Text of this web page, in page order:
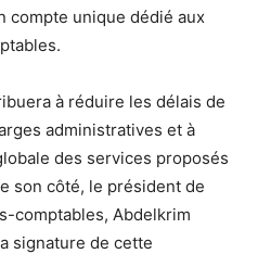
compte unique dédié aux
à réduire les délais de
administratives et à
des services proposés
son côté, le président de
comptables, Abdelkrim
signature de cette